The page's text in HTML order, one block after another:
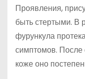
Проявления,
быть стертыми. В
фурункула
симптомов. После
коже оно